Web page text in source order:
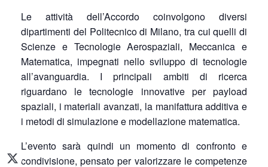
Le attività dell’Accordo coinvolgono diversi
dipartimenti del Politecnico di Milano, tra cui quelli di
Scienze e Tecnologie Aerospaziali, Meccanica e
Matematica, impegnati nello sviluppo di tecnologie
all’avanguardia. I principali ambiti di ricerca
riguardano le tecnologie innovative per payload
spaziali, i materiali avanzati, la manifattura additiva e
i metodi di simulazione e modellazione matematica.
L’evento sarà quindi un momento di confronto e
condivisione, pensato per valorizzare le competenze